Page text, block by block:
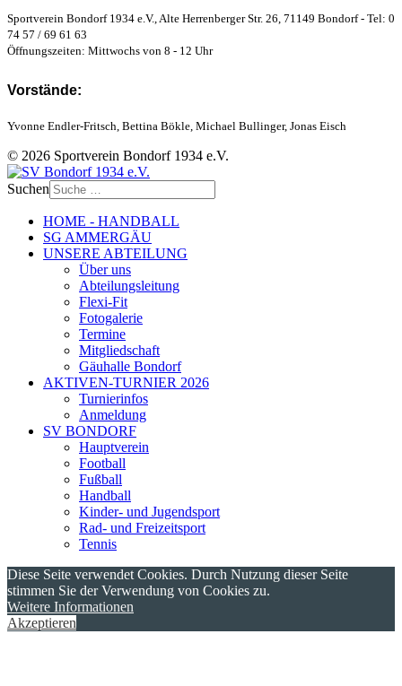
Sportverein Bondorf 1934 e.V., Alte Herrenberger Str. 26, 71149 Bondorf - Tel: 0
74 57 / 69 61 63
Öffnungszeiten: Mittwochs von 8 - 12 Uhr
Vorstände:
Yvonne Endler-Fritsch, Bettina Bökle, Michael Bullinger, Jonas Eisch
© 2026 Sportverein Bondorf 1934 e.V.
Suchen
HOME - HANDBALL
SG AMMERGÄU
UNSERE ABTEILUNG
Über uns
Abteilungsleitung
Flexi-Fit
Fotogalerie
Termine
Mitgliedschaft
Gäuhalle Bondorf
AKTIVEN-TURNIER 2026
Turnierinfos
Anmeldung
SV BONDORF
Hauptverein
Football
Fußball
Handball
Kinder- und Jugendsport
Rad- und Freizeitsport
Tennis
Diese Seite verwendet Cookies. Durch Nutzung dieser Seite
stimmen Sie der Verwendung von Cookies zu.
Weitere Informationen
Akzeptieren